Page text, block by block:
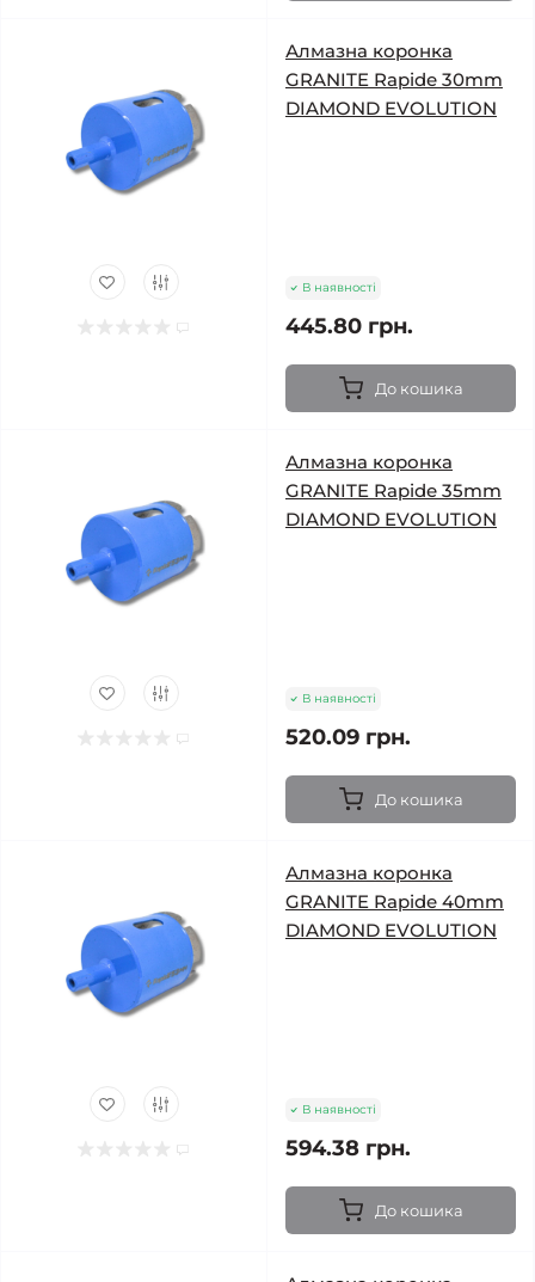
Алмазна коронка
GRANITE Rapide 30mm
DIAMOND EVOLUTION
В наявності
445.80 грн.
До кошика
Алмазна коронка
GRANITE Rapide 35mm
DIAMOND EVOLUTION
В наявності
520.09 грн.
До кошика
Алмазна коронка
GRANITE Rapide 40mm
DIAMOND EVOLUTION
В наявності
594.38 грн.
До кошика